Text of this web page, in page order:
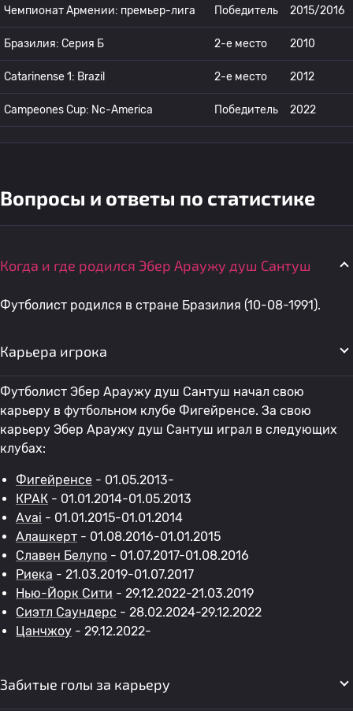
Чемпионат Армении: премьер-лига Победитель 2015/2016
Бразилия: Серия Б 2-е место 2010
Catarinense 1: Brazil 2-е место 2012
Campeones Cup: Nc-America Победитель 2022
Вопросы и ответы по статистике
Когда и где родился Эбер Араужу душ Сантуш
Футболист родился в стране Бразилия (10-08-1991).
Карьера игрока
Футболист Эбер Араужу душ Сантуш начал свою
карьеру в футбольном клубе Фигейренсе. За свою
карьеру Эбер Араужу душ Сантуш играл в следующих
клубах:
Фигейренсе - 01.05.2013-
КРАК - 01.01.2014-01.05.2013
Avai - 01.01.2015-01.01.2014
Алашкерт - 01.08.2016-01.01.2015
Славен Белупо - 01.07.2017-01.08.2016
Риека - 21.03.2019-01.07.2017
Нью-Йорк Сити - 29.12.2022-21.03.2019
Сиэтл Саундерс - 28.02.2024-29.12.2022
Цанчжоу - 29.12.2022-
Забитые голы за карьеру